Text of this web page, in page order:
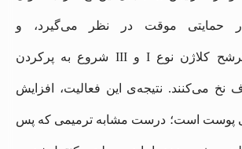
حمایتی موقت در نظر می‌گیرد، و
فیبروبلاست‌ها با ترشح کلاژن نوع I و III شروع به پرکردن
نخ می‌کنند. نتیجه‌ی این فعالیت، افزایش
پوست است؛ درست مشابه ترمیمی که پس